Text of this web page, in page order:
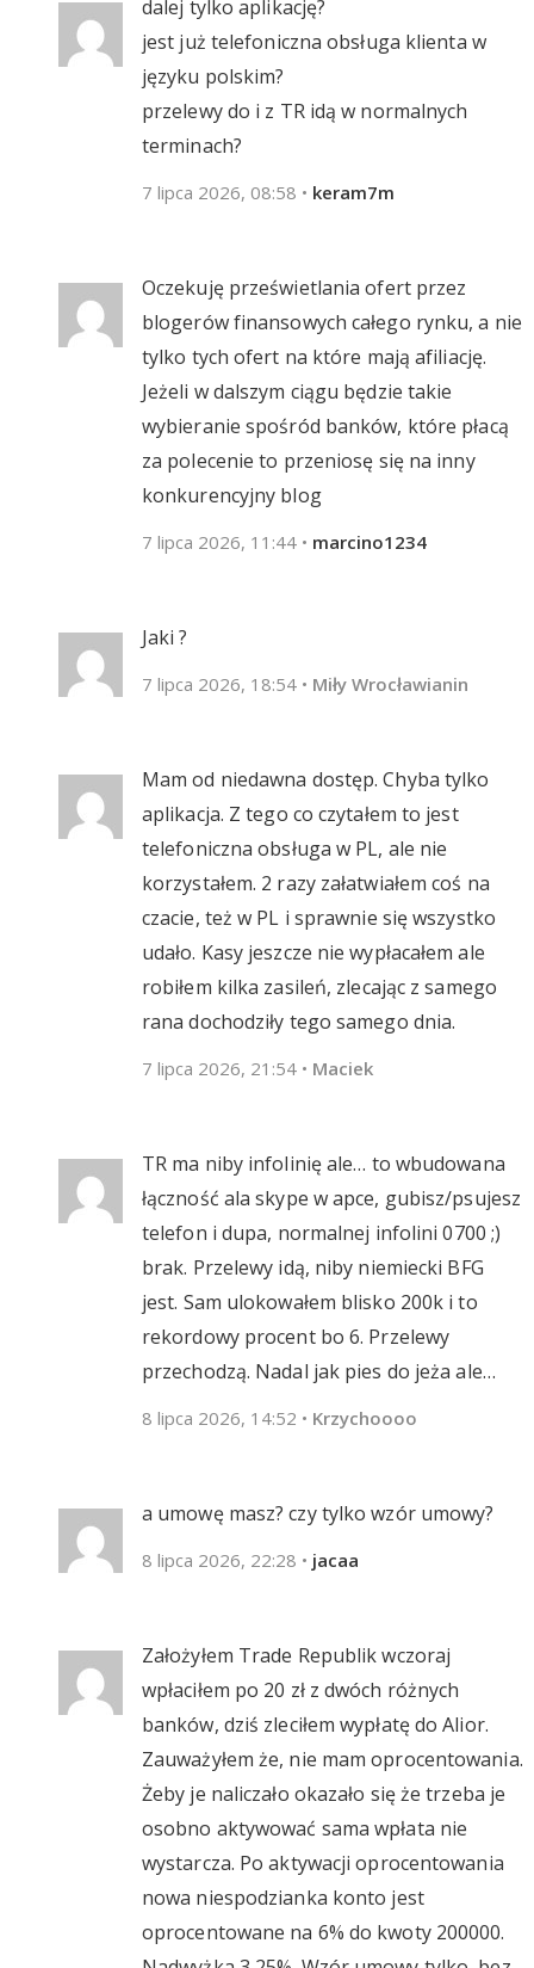
dalej tylko aplikację?
jest już telefoniczna obsługa klienta w
języku polskim?
przelewy do i z TR idą w normalnych
terminach?
7 lipca 2026, 08:58 • keram7m
Oczekuję prześwietlania ofert przez
blogerów finansowych całego rynku, a nie
tylko tych ofert na które mają afiliację.
Jeżeli w dalszym ciągu będzie takie
wybieranie spośród banków, które płacą
za polecenie to przeniosę się na inny
konkurencyjny blog
7 lipca 2026, 11:44 • marcino1234
Jaki ?
7 lipca 2026, 18:54 • Miły Wrocławianin
Mam od niedawna dostęp. Chyba tylko
aplikacja. Z tego co czytałem to jest
telefoniczna obsługa w PL, ale nie
korzystałem. 2 razy załatwiałem coś na
czacie, też w PL i sprawnie się wszystko
udało. Kasy jeszcze nie wypłacałem ale
robiłem kilka zasileń, zlecając z samego
rana dochodziły tego samego dnia.
7 lipca 2026, 21:54 • Maciek
TR ma niby infolinię ale… to wbudowana
łączność ala skype w apce, gubisz/psujesz
telefon i dupa, normalnej infolini 0700 ;)
brak. Przelewy idą, niby niemiecki BFG
jest. Sam ulokowałem blisko 200k i to
rekordowy procent bo 6. Przelewy
przechodzą. Nadal jak pies do jeża ale…
8 lipca 2026, 14:52 • Krzychoooo
a umowę masz? czy tylko wzór umowy?
8 lipca 2026, 22:28 • jacaa
Założyłem Trade Republik wczoraj
wpłaciłem po 20 zł z dwóch różnych
banków, dziś zleciłem wypłatę do Alior.
Zauważyłem że, nie mam oprocentowania.
Żeby je naliczało okazało się że trzeba je
osobno aktywować sama wpłata nie
wystarcza. Po aktywacji oprocentowania
nowa niespodzianka konto jest
oprocentowane na 6% do kwoty 200000.